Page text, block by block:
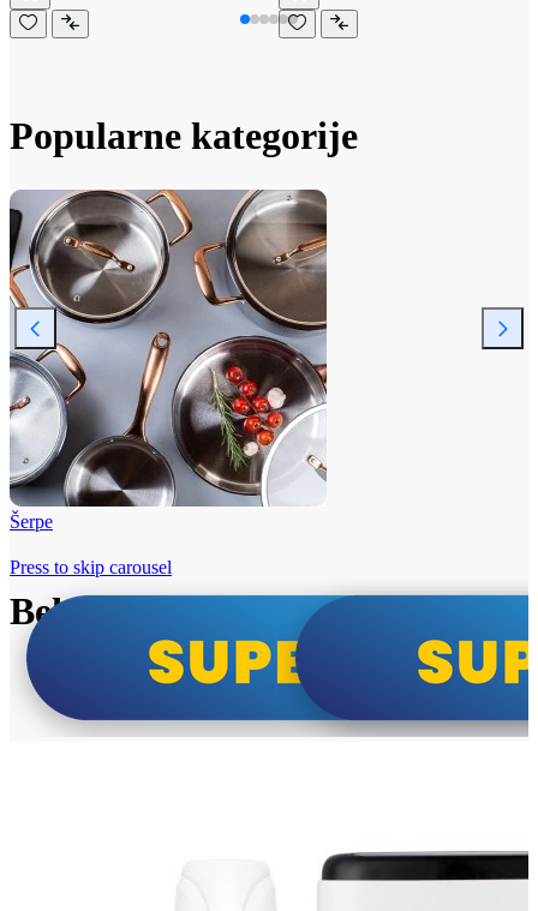
Popularne kategorije
Šerpe
Beko i Tesla super cene
Press to skip carousel